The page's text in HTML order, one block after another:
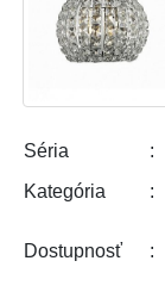
Séria
Kategória
Dostupnosť